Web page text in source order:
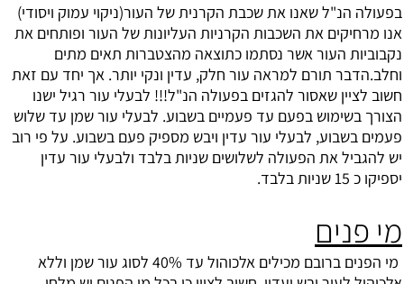
בפעולה הנ"ל שאנו את שכבת הקרנית של העור(ניקוי עמוק ויסודי)
אנו מרחיקים את השכבות הקרניות העליונות של העור ופותחים את
נקבוביות העור אשר נסתמו כתוצאה מהצטברות תאים מתים
וחלב.הדבר תורם למראה עור חלק, עדין ונקי יותר. אך יחד עם זאת
חשוב לציין שאסור להגזים בפעולה הנ"ל!!! לבעלי עור רגיל ישנו
הצורך בשימוש בפעם עד פעמיים בשבוע. לבעלי עור שמן עד שלוש
פעמים בשבוע, לבעלי עור עדין ויבש מספיק פעם בשבוע. על פי רוב
יש להגביל את הפעולה לשלושים שניות בלבד ולבעלי עור עדין
יספיקו כ 15 שניות בלבד.
מי פנים
מי הפנים ברובם מכילים אלכוהול עד 40% לסוג עור שמן וללא